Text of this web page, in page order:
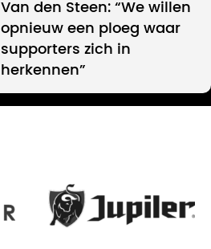
Van den Steen: “We willen
opnieuw een ploeg waar
supporters zich in
herkennen”